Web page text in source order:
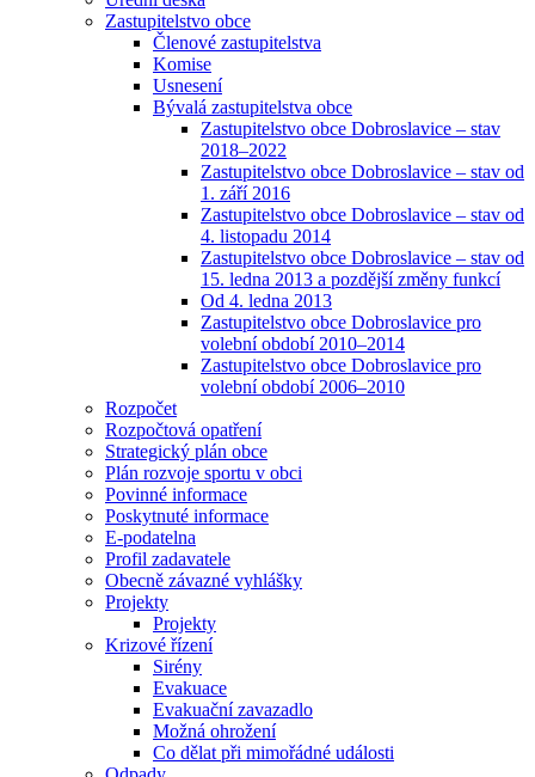
Zastupitelstvo obce
Členové zastupitelstva
Komise
Usnesení
Bývalá zastupitelstva obce
Zastupitelstvo obce Dobroslavice – stav
2018–2022
Zastupitelstvo obce Dobroslavice – stav od
1. září 2016
Zastupitelstvo obce Dobroslavice – stav od
4. listopadu 2014
Zastupitelstvo obce Dobroslavice – stav od
15. ledna 2013 a pozdější změny funkcí
Od 4. ledna 2013
Zastupitelstvo obce Dobroslavice pro
volební období 2010–2014
Zastupitelstvo obce Dobroslavice pro
volební období 2006–2010
Rozpočet
Rozpočtová opatření
Strategický plán obce
Plán rozvoje sportu v obci
Povinné informace
Poskytnuté informace
E-podatelna
Profil zadavatele
Obecně závazné vyhlášky
Projekty
Projekty
Krizové řízení
Sirény
Evakuace
Evakuační zavazadlo
Možná ohrožení
Co dělat při mimořádné události